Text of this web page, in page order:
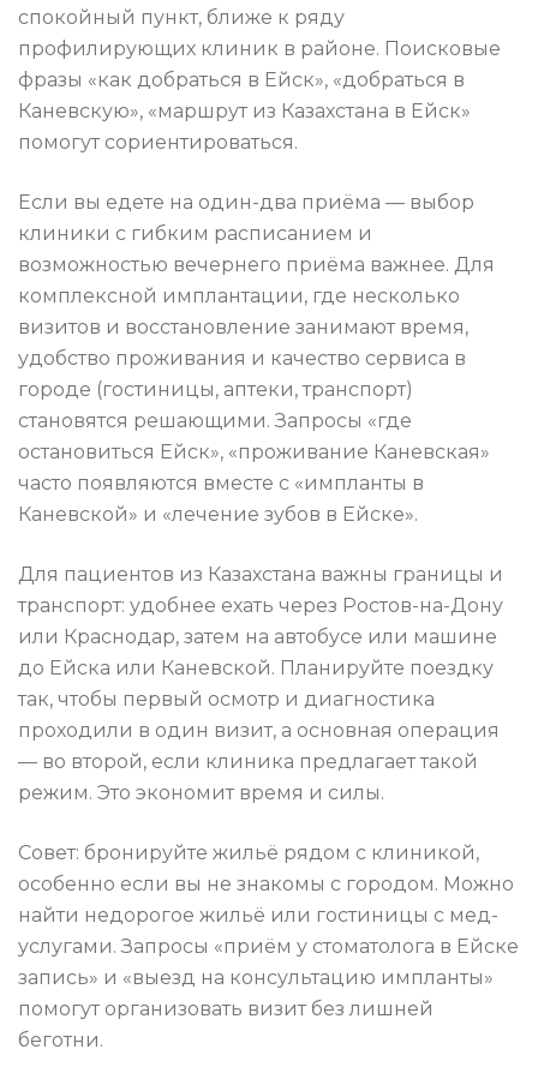
спокойный пункт, ближе к ряду
профилирующих клиник в районе. Поисковые
фразы «как добраться в Ейск», «добраться в
Каневскую», «маршрут из Казахстана в Ейск»
помогут сориентироваться.
Если вы едете на один-два приёма — выбор
клиники с гибким расписанием и
возможностью вечернего приёма важнее. Для
комплексной имплантации, где несколько
визитов и восстановление занимают время,
удобство проживания и качество сервиса в
городе (гостиницы, аптеки, транспорт)
становятся решающими. Запросы «где
остановиться Ейск», «проживание Каневская»
часто появляются вместе с «импланты в
Каневской» и «лечение зубов в Ейске».
Для пациентов из Казахстана важны границы и
транспорт: удобнее ехать через Ростов-на-Дону
или Краснодар, затем на автобусе или машине
до Ейска или Каневской. Планируйте поездку
так, чтобы первый осмотр и диагностика
проходили в один визит, а основная операция
— во второй, если клиника предлагает такой
режим. Это экономит время и силы.
Совет: бронируйте жильё рядом с клиникой,
особенно если вы не знакомы с городом. Можно
найти недорогое жильё или гостиницы с мед-
услугами. Запросы «приём у стоматолога в Ейске
запись» и «выезд на консультацию импланты»
помогут организовать визит без лишней
беготни.